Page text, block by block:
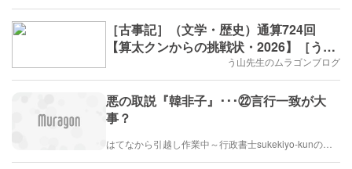
［古事記］（文学・歴史）通算724回
【算太クンからの挑戦状・2026】［う山
う山先生のムラゴンブログ
悪の取説『韓非子』･･･㉒言行一致が大
事？